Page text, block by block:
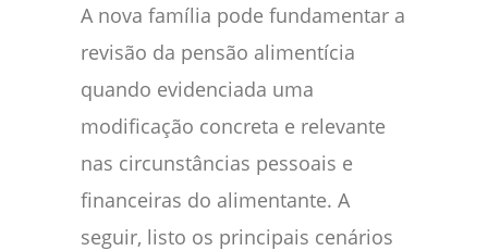
A nova família pode fundamentar a
revisão da pensão alimentícia
quando evidenciada uma
modificação concreta e relevante
nas circunstâncias pessoais e
financeiras do alimentante. A
seguir, listo os principais cenários